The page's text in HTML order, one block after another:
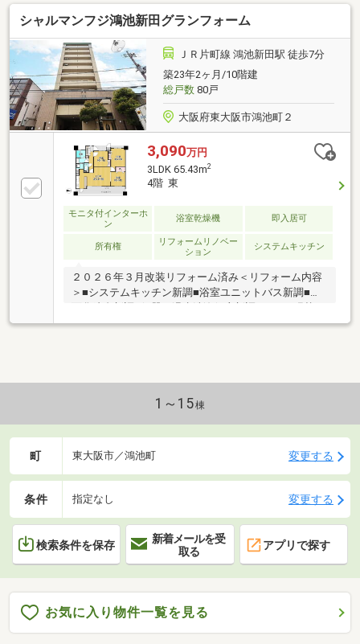
快適にお過ごしいただけます。キッチン・浴室・トイ
レ・洗面台・建具・フローリングなど室内設備を一新
し、すぐに新生活を始められるのも魅力です。さら
に、ペット飼育可能（規約による制限あり）のため、
大切な家族の一員と一緒に暮らせます。イオンまで徒
歩約5分と毎日のお買い物にも便利な住環境。小学
校・中学校も徒歩圏内で、子育て世帯にもおすすめの
住まいです。
シャルマンフジ鴻池新田グランフォーム
ＪＲ片町線 鴻池新田駅 徒歩7分
築23年2ヶ月/10階建
総戸数80戸
大阪府東大阪市鴻池町２
3,090万円
3LDK 65.43m2
4階 東
モニタ付インターホ
ン
浴室乾燥機 即入居可
所有権
リフォームリノベー
ション
システムキッチン
２０２６年３月改装リフォーム済み＜リフォーム内容
＞■システムキッチン新調■浴室ユニットバス新調■洗
面化粧台新調■便器・温水洗浄便座新調■クロス張替え
■フローリング張替え＜生活に便利な設備＞浴室乾燥
イン鴻池 徒歩２分■セブンイレブン鴻池元町店 徒
歩５分■東大阪市立鴻池東小学校 徒歩１３分■東大阪
市立盾津中学校 徒歩１９分
1～15棟
町 東大阪市／鴻池町 変更する
条件 指定なし 変更する
検索条件を保存
新着メールを受
取る
アプリで探す
お気に入り物件一覧を見る